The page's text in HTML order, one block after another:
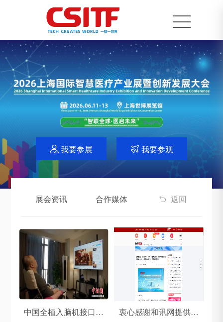
 我要参展  我要参观
展会资讯 合作媒体  返回
中国全植入脑机接口临床试验成功 高位截瘫患者实现意念操控 衷心感谢和讯网提供的传播支持！2026上海国际智慧医疗产业展暨创新发展大会前瞻性盛会